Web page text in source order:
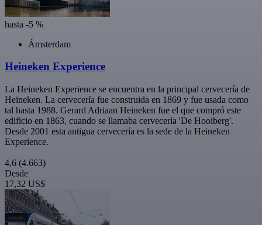
hasta -5 %
Ámsterdam
Heineken Experience
La Heineken Experience se encuentra en la principal cervecería de
Heineken. La cervecería fue construida en 1869 y fue usada como
tal hasta 1988. Gerard Adriaan Heineken fue el que compró este
edificio en 1863, cuando se llamaba cervecería 'De Hooiberg'.
Desde 2001 esta antigua cervecería es la sede de la Heineken
Experience.
4,6 (4.663)
Desde
17,32 US$